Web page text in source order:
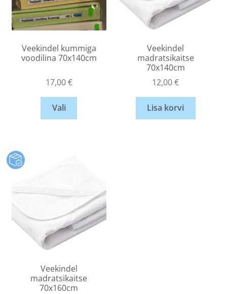
Veekindel kummiga
voodilina 70x140cm
17,00€
Vali
Veekindel
madratsikaitse
70x140cm
12,00€
Lisa korvi
Veekindel
madratsikaitse
70x160cm